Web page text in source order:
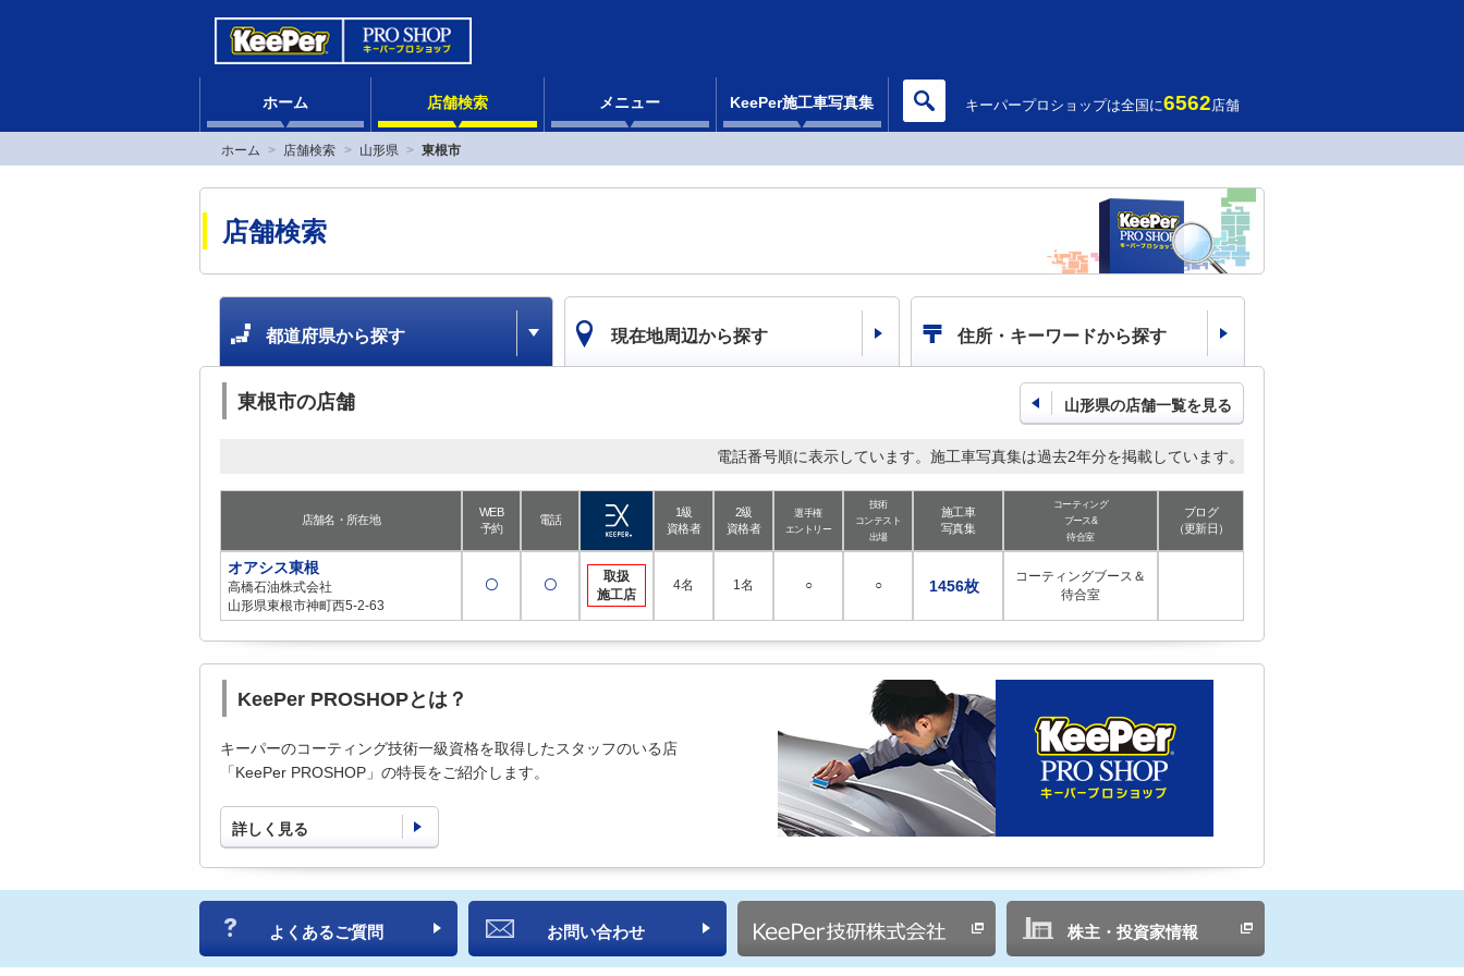
ホーム 店舗検索 メニュー KeePer施工車写真集 キーパープロショップは全国に6562店舗
ホーム 店舗検索 山形県 東根市
店舗検索
都道府県から探す 現在地周辺から探す 住所・キーワードから探す
東根市の店舗 山形県の店舗一覧を見る
電話番号順に表示しています。 施工車写真集は過去2年分を掲載しています。
店舗名・所在地
WEB
予約
電話
1級
資格者
2級
資格者
選手権
エントリー
技術
コンテスト
出場
施工車
写真集
コーティング
ブース&
待合室
ブログ
（更新日）
オアシス東根
高橋石油株式会社
山形県東根市神町西5-2-63
〇 〇
取扱
施工店
4名 1名 ○ ○ 1456枚
コーティングブース＆
待合室
KeePer PROSHOPとは？
キーパーのコーティング技術一級資格を取得したスタッフのいる店
「KeePer PROSHOP」の特長をご紹介します。
詳しく見る
よくあるご質問 お問い合わせ 株主・投資家情報